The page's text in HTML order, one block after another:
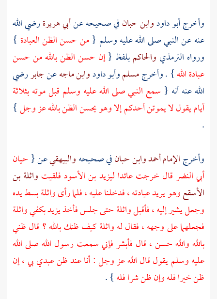
وأخرجأبو داودوابن حبانفي صحيحه عنأبي هريرةرضي الله
عنه عن النبي صلى الله عليه وسلم {من حسن الظن العبادة }
ورواه الترمذي والحاكمبلفظ {إن حسن الظن بالله من حسن
عبادة الله} . وأخرجمسلموأبو داودوابن ماجهعنجابررضي
الله عنه أنه { سمع النبي صلى الله عليه وسلم قبل موته بثلاثة
أيام يقول لا يموتن أحدكم إلا وهو يحسن الظن بالله عز وجل}
.
وأخرجالإمام أحمدوابن حبانفي صحيحهوالبيهقيعن { حيان
أبي النضرقال خرجت عائدا ليزيد بن الأسودفلقيت واثلة بن
الأسقعوهو يريد عيادته ، فدخلنا عليه ، فلما رأىواثلةبسط يده
وجعل يشير إليه ، فأقبلواثلةحتى جلس فأخذيزيدبكفيواثلة
فجعلهما على وجهه ، فقال لهواثلةكيف ظنك بالله ؟ قال ظني
بالله والله حسن ، قال فأبشر فإني سمعت رسول الله صلى الله
عليه وسلم يقول قال الله عز وجل : أنا عند ظن عبدي بي ، إن
ظن خيرا فله وإن ظن شرا فله} .